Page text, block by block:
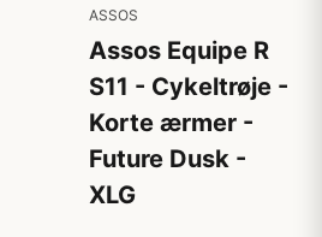
ASSOS
Assos Equipe R
S11 - Cykeltrøje -
Korte ærmer -
Future Dusk -
XLG